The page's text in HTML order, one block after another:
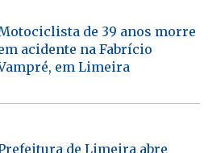
de 39 anos morre
acidente na Fabrício
em Limeira
de Limeira abre